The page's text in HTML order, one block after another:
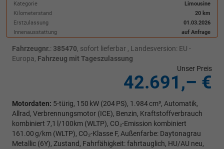
Kategorie
Limousine
Kilometerstand
20 km
Erstzulassung
01.03.2026
Innenausstattung
auf Anfrage
Fahrzeugnr.: 385470, sofort lieferbar , Landesversion: EU -
Europa, Fahrzeug mit Tageszulassung
Unser Preis
42.691,– €
Motordaten: 5-türig, 150 kW (204 PS), 1.984 cm³, Automatik,
Allrad, Verbrennungsmotor (ICE), Benzin, Kraftstoffverbrauch
kombiniert 7,1 l/100km (WLTP), CO₂-Emission kombiniert
161.00 g/km (WLTP), CO₂-Klasse F, Außenfarbe: Daytonagrau
Metallic (6Y), Zustand, Fahrfähigkeit: fahrtauglich, HU/AU neu,